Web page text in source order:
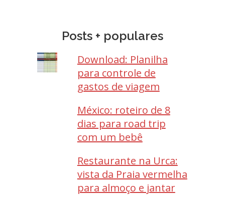
Posts + populares
Download: Planilha
para controle de
gastos de viagem
México: roteiro de 8
dias para road trip
com um bebê
Restaurante na Urca:
vista da Praia vermelha
para almoço e jantar